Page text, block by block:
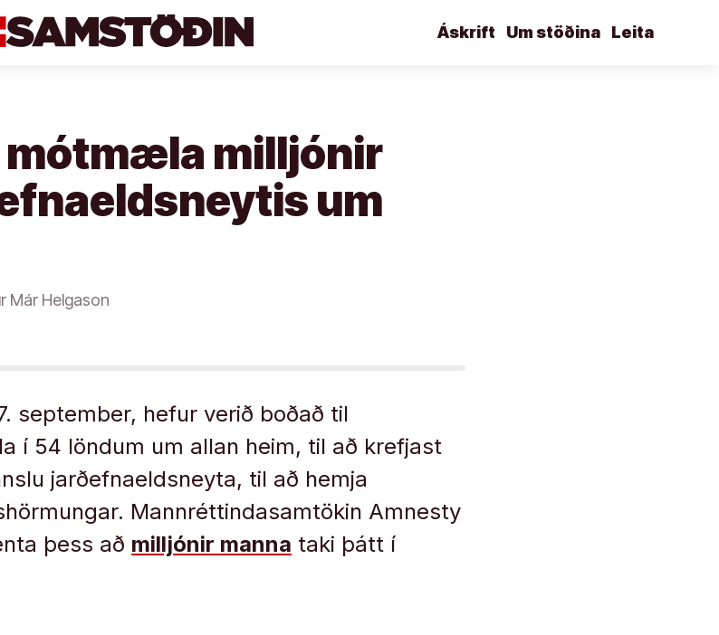
Leita
Um stöðina
Áskrift
mótmæla milljónir
um
Már Helgason
september, hefur verið boðað til
í 54 löndum um allan heim, til að krefjast
jarðefnaeldsneyta, til að hemja
Mannréttindasamtökin Amnesty
þess að milljónir manna taki þátt í